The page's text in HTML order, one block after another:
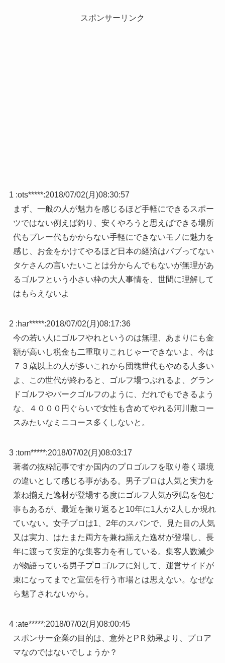
スポンサーリンク
1 :ots*****:2018/07/02(月)08:30:57
まず、一般の人が魅力を感じるほど手軽にできるスポー
ツではない例えば釣り、安くやろうと思えばできる場所
代もプレー代もかからない手軽にできないモノに魅力を
感じ、お金をかけてやるほど日本の経済はバブってない
タケさんの言いたいことは分からんでもないが無理があ
るゴルフという小さい枠の大人事情を、世間に理解して
はもらえないよ
2 :har*****:2018/07/02(月)08:17:36
今の若い人にゴルフやれというのは無理、あまりにも金
額が高いし税金も二重取りこれじゃーできないよ、今は
７３歳以上の人が多いこれから団塊世代もやめる人多い
よ、この世代が終わると、ゴルフ場つぶれるよ、グラン
ドゴルフやパークゴルフのように、だれでもできるよう
な、４０００円ぐらいで女性も含めてやれる河川敷コー
スみたいなミニコース多くしないと。
3 :tom*****:2018/07/02(月)08:03:17
著者の抜粋記事ですか国内のプロゴルフを取り巻く環境
の違いとして感じる事がある。男子プロは人気と実力を
兼ね揃えた逸材が登場する度にゴルフ人気が列島を包む
事もあるが、最近を振り返ると10年に1人か2人しか現れ
ていない。女子プロは1、2年のスパンで、見た目の人気
又は実力、はたまた両方を兼ね揃えた逸材が登場し、長
年に渡って安定的な集客力を有している。集客人数減少
が物語っている男子プロゴルフに対して、運営サイドが
束になってまでと宣伝を行う市場とは思えない。なぜな
ら魅了されないから。
4 :ate*****:2018/07/02(月)08:00:45
スポンサー企業の目的は、意外とPＲ効果より、プロア
マなのではないでしょうか？